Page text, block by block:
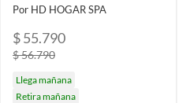
Por HD HOGAR SPA
$ 55.790
$ 56.790
Llega mañana
Retira mañana